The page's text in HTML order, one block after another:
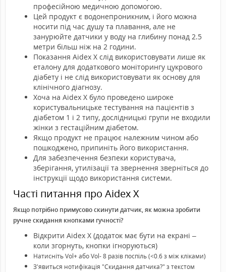
професійною медичною допомогою.
Цей продукт є водонепроникним, і його можна
носити під час душу та плавання, але не
занурюйте датчики у воду на глибину понад 2.5
метри більш ніж на 2 години.
Показання Aidex X слід використовувати лише як
еталону для додаткового моніторингу цукрового
діабету і не слід використовувати як основу для
клінічного діагнозу.
Хоча на Aidex X було проведено широке
користувальницьке тестування на пацієнтів з
діабетом 1 і 2 типу, дослідницькі групи не входили
жінки з гестаційним діабетом.
Якщо продукт не працює належним чином або
пошкоджено, припиніть його використання.
Для забезпечення безпеки користувача,
зберігання, утилізації та звернення зверніться до
інструкції щодо використання системи.
Часті питання про Aidex X
Якщо потрібно примусово скинути датчик, як можна зробити
ручне скидання кнопками гучності?
Відкрити Aidex X (додаток має бути на екрані –
коли згорнуть, кнопки ігноруються)
Натисніть Vol+ або Vol- 8 разів поспіль (<0.6 з між кліками)
З'явиться нотифікація "Скидання датчика?" з текстом